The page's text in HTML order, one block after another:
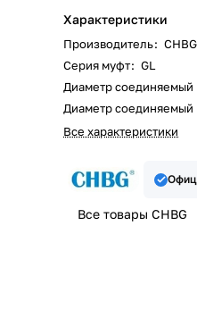
Характеристики
Производитель: CHBG
Серия муфт: GL
Диаметр соединяемый
Диаметр
Все характеристики
Все товары CHBG